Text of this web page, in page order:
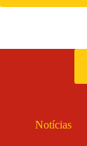
Notícias